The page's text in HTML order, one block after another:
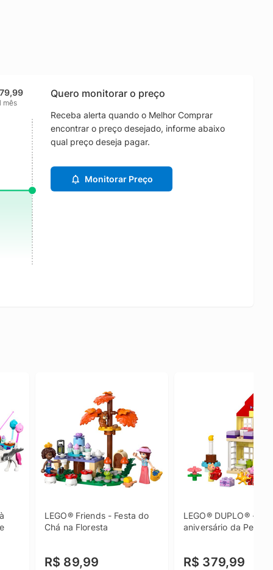
mês
Quero monitorar o preço
Receba alerta quando o Melhor Comprar
encontrar o preço desejado, informe abaixo
qual preço deseja pagar.
Monitorar Preço
LEGO® Friends - Festa do
Chá na Floresta
R$ 89,99
LEGO® DUPLO® -
aniversário da Peppa
R$ 379,99